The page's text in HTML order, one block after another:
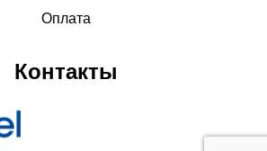
Оплата
Контакты